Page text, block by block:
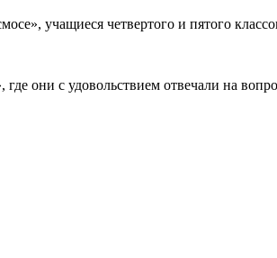
учащиеся четвертого и пятого
они с удовольствием отвечали на